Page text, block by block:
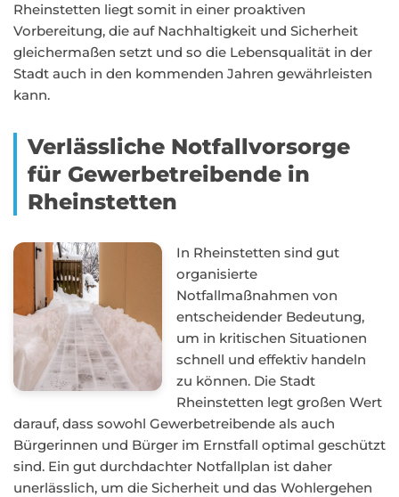
Rheinstetten liegt somit in einer proaktiven
Vorbereitung, die auf Nachhaltigkeit und Sicherheit
gleichermaßen setzt und so die Lebensqualität in der
Stadt auch in den kommenden Jahren gewährleisten
kann.
Verlässliche Notfallvorsorge
für Gewerbetreibende in
Rheinstetten
In Rheinstetten sind gut
organisierte
Notfallmaßnahmen von
entscheidender Bedeutung,
um in kritischen Situationen
schnell und effektiv handeln
zu können. Die Stadt
Rheinstetten legt großen Wert
darauf, dass sowohl Gewerbetreibende als auch
Bürgerinnen und Bürger im Ernstfall optimal geschützt
sind. Ein gut durchdachter Notfallplan ist daher
unerlässlich, um die Sicherheit und das Wohlergehen